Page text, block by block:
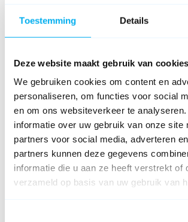
Toestemming Details
Deze website maakt gebruik van cookies
We gebruiken cookies om content en
personaliseren, om functies voor social
en om ons websiteverkeer te
informatie over uw gebruik van onze site
partners voor social media, adverteren
partners kunnen deze gegevens
informatie die u aan ze heeft verstrekt of
verzameld op basis van uw gebruik van